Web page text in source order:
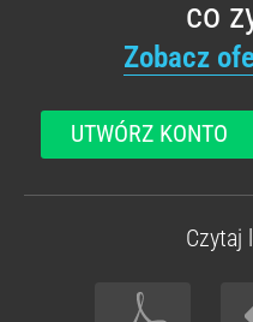
co
Zobacz
UTWÓRZ KONTO
Czytaj